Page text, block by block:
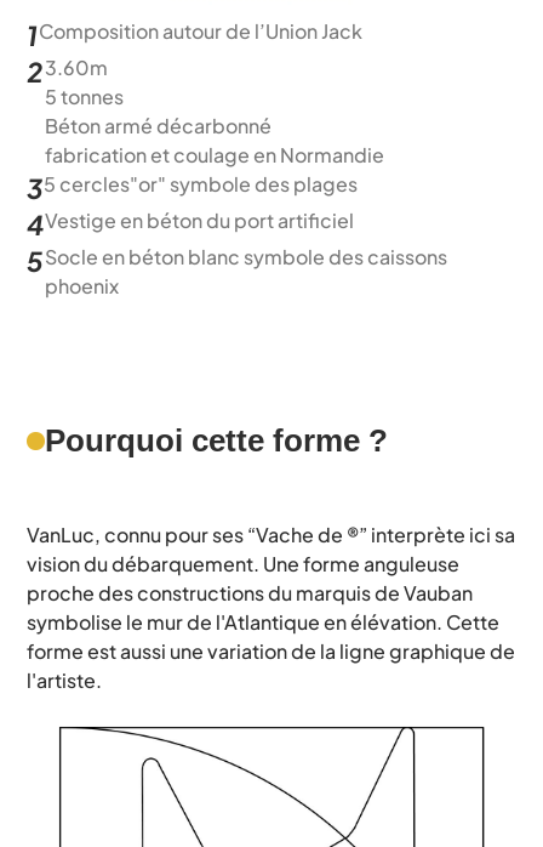
1Composition autour de l’Union Jack
23.60m
5 tonnes
Béton armé décarbonné
fabrication et coulage en Normandie
35 cercles"or" symbole des plages
4Vestige en béton du port artificiel
5Socle en béton blanc symbole des caissons
phoenix
Pourquoi cette forme ?
VanLuc, connu pour ses “Vache de ®” interprète ici sa
vision du débarquement. Une forme anguleuse
proche des constructions du marquis de Vauban
symbolise le mur de l'Atlantique en élévation. Cette
forme est aussi une variation de la ligne graphique de
l'artiste.